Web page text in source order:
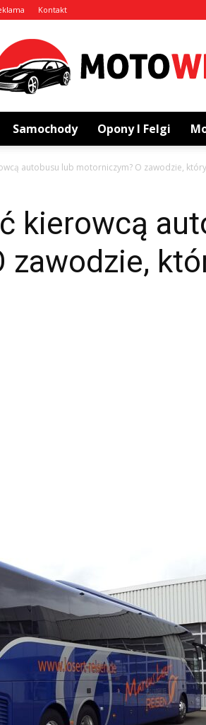
Kontakt
Samochody Opony I Felgi
autobusu lub motorniczym? O zawodzie,
kierowcą
zawodzie,